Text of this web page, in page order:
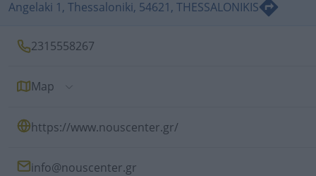
Angelaki 1, Thessaloniki, 54621, THESSALONIKIS
2315558267
Map
https://www.nouscenter.gr/
info@nouscenter.gr